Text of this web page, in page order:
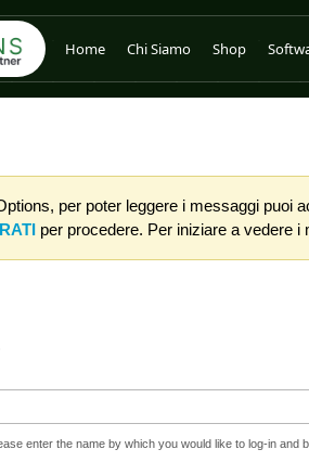
Home Chi Siamo Shop
per poter leggere i messaggi
per procedere. Per iniziare a vedere
enter the name by which you would like to log-in and